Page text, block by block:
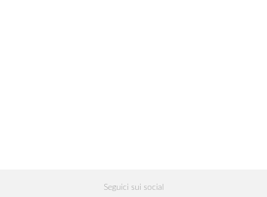
Seguici sui social